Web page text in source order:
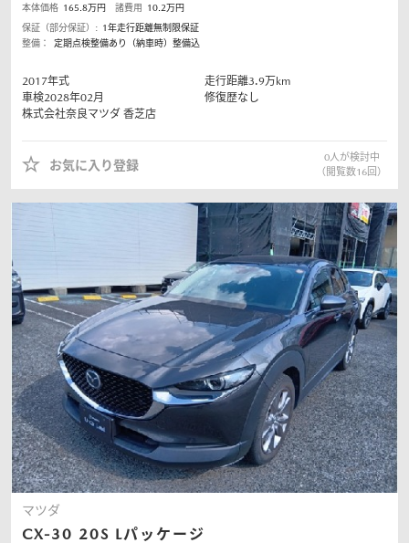
本体価格 165.8万円 諸費用 10.2万円
保証（部分保証）: 1年走行距離無制限保証
整備：
定期点検整備あり（納車時）整備込
2017年式 走行距離3.9万km
車検2028年02月
修復歴なし
株式会社奈良マツダ 香芝店
お気に入り登録
0人が検討中
（閲覧数16回）
マツダ
CX-30 20S Lパッケージ